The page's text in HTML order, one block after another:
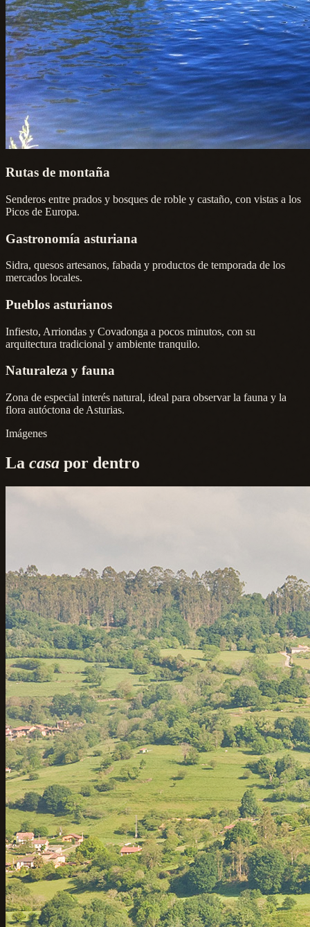
Rutas de montaña
Senderos entre prados y bosques de roble y castaño, con vistas a los
Picos de Europa.
Gastronomía asturiana
Sidra, quesos artesanos, fabada y productos de temporada de los
mercados locales.
Pueblos asturianos
Infiesto, Arriondas y Covadonga a pocos minutos, con su
arquitectura tradicional y ambiente tranquilo.
Naturaleza y fauna
Zona de especial interés natural, ideal para observar la fauna y la
flora autóctona de Asturias.
Imágenes
La casa por dentro